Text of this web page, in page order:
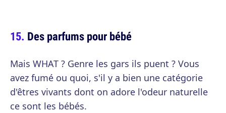
Des parfums pour bébé
Mais WHAT ? Genre les gars ils puent ? Vous
avez fumé ou quoi, s'il y a bien une catégorie
d'êtres vivants dont on adore l'odeur naturelle
ce sont les bébés.